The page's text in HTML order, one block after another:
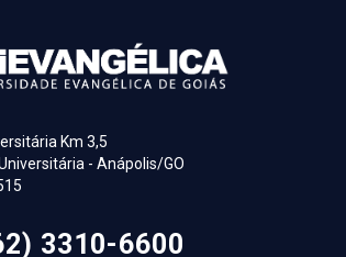
Km 3,5
- Anápolis/GO
3310-6600